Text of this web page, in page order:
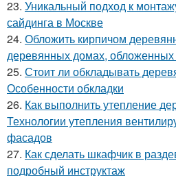
23. Уникальный подход к
сайдинга в Москве
24. Обложить кирпичом
деревянных домах, обложенных
25. Стоит ли обкладывать
Особенности обкладки
26. Как выполнить утепление
Технологии утепления
фасадов
27. Как сделать шкафчик в
подробный инструктаж